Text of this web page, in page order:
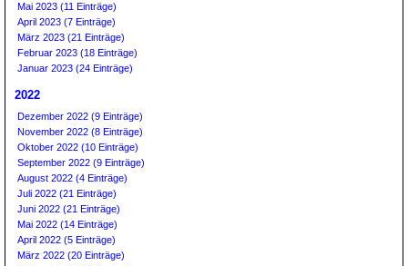
Mai 2023 (11 Einträge)
April 2023 (7 Einträge)
März 2023 (21 Einträge)
Februar 2023 (18 Einträge)
Januar 2023 (24 Einträge)
2022
Dezember 2022 (9 Einträge)
November 2022 (8 Einträge)
Oktober 2022 (10 Einträge)
September 2022 (9 Einträge)
August 2022 (4 Einträge)
Juli 2022 (21 Einträge)
Juni 2022 (21 Einträge)
Mai 2022 (14 Einträge)
April 2022 (5 Einträge)
März 2022 (20 Einträge)